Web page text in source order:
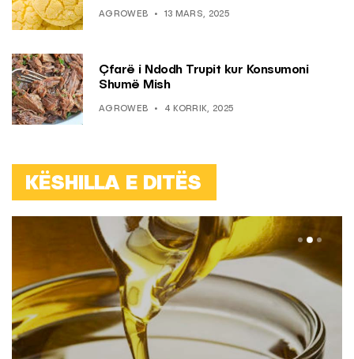
AGROWEB 13 MARS, 2025
Çfarë i Ndodh Trupit kur Konsumoni
Shumë Mish
AGROWEB 4 KORRIK, 2025
KËSHILLA E DITËS